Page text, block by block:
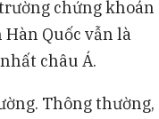
hiện các biện
22,5 tỷ USD
chứng khoán
Quốc vẫn là
châu Á.
Thông thường,